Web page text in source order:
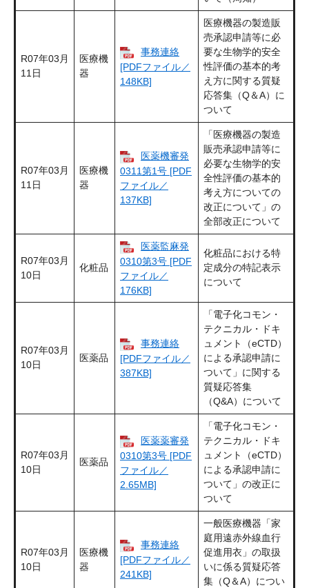
R07年03月
11日
医療機
器
事務連絡
[PDFファイル／
148KB]
医療機器の製造販
売承認申請等に必
要な生物学的安全
性評価の基本的考
え方に関する質疑
応答集（Q＆A）に
ついて
R07年03月
11日
医療機
器
医薬機審発
0311第1号 [PDF
ファイル／
137KB]
「医療機器の製造
販売承認申請等に
必要な生物学的安
全性評価の基本的
考え方についての
改正について」の
全部改正について
R07年03月
10日
化粧品
医薬監麻発
0310第3号 [PDF
ファイル／
176KB]
化粧品における特
定成分の特記表示
について
R07年03月
10日
医薬品
事務連絡
[PDFファイル／
387KB]
「電子化コモン・
テクニカル・ドキ
ュメント（eCTD）
による承認申請に
ついて」に関する
質疑応答集
（Q&A）について
R07年03月
10日
医薬品
医薬薬審発
0310第3号 [PDF
ファイル／
2.65MB]
「電子化コモン・
テクニカル・ドキ
ュメント（eCTD）
による承認申請に
ついて」の改正に
ついて
R07年03月
10日
医療機
器
事務連絡
[PDFファイル／
241KB]
一般医療機器「家
庭用遠赤外線血行
促進用衣」の取扱
いに係る質疑応答
集（Q＆A）につい